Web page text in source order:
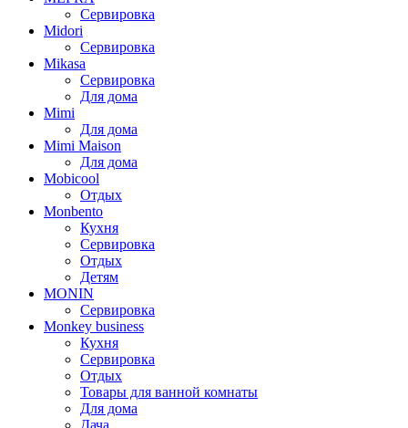
Сервировка
Midori
Сервировка
Mikasa
Сервировка
Для дома
Mimi
Для дома
Mimi Maison
Для дома
Mobicool
Отдых
Monbento
Кухня
Сервировка
Отдых
Детям
MONIN
Сервировка
Monkey business
Кухня
Сервировка
Отдых
Товары для ванной комнаты
Для дома